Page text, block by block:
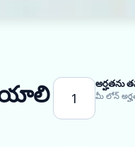
1
అర్హతను
మీ లోన్